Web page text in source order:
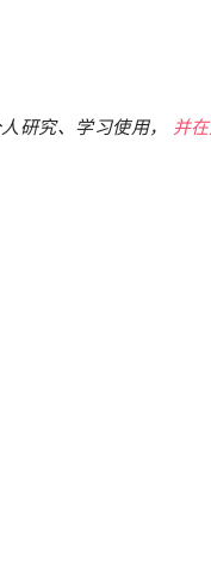
研究、学习使用，
并